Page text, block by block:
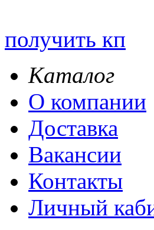
получить кп
Каталог
О компании
Доставка
Вакансии
Контакты
Личный